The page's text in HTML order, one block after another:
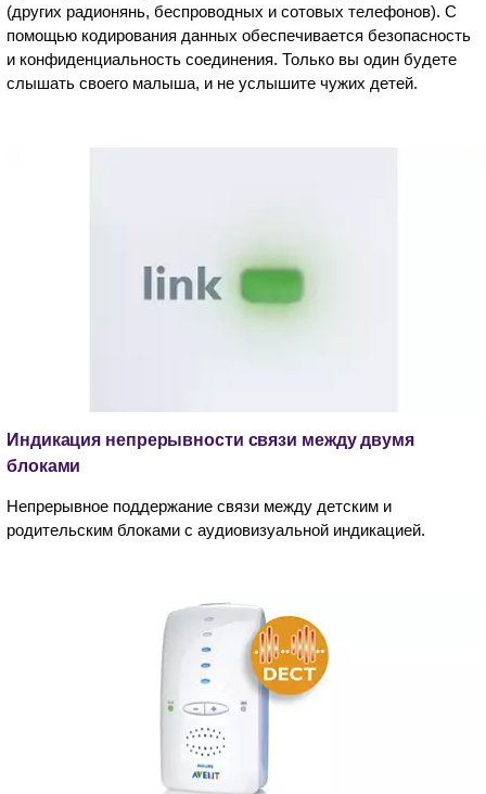
(других радионянь, беспроводных и сотовых телефонов). С
помощью кодирования данных обеспечивается безопасность
и конфиденциальность соединения. Только вы один будете
слышать своего малыша, и не услышите чужих детей.
Индикация непрерывности связи между двумя
блоками
Непрерывное поддержание связи между детским и
родительским блоками с аудиовизуальной индикацией.